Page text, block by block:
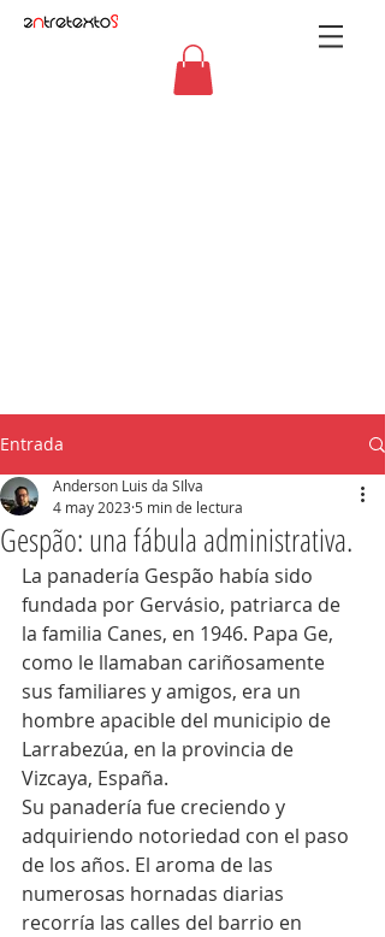
Entrada
Gespão: una fábula administrativa.
Anderson Luis da SIlva
4 may 2023 5 min de lectura
La panadería Gespão había sido
fundada por Gervásio, patriarca de
la familia Canes, en 1946. Papa Ge,
como le llamaban cariñosamente
sus familiares y amigos, era un
hombre apacible del municipio de
Larrabezúa, en la provincia de
Vizcaya, España.
Su panadería fue creciendo y
adquiriendo notoriedad con el paso
de los años. El aroma de las
numerosas hornadas diarias
recorría las calles del barrio en